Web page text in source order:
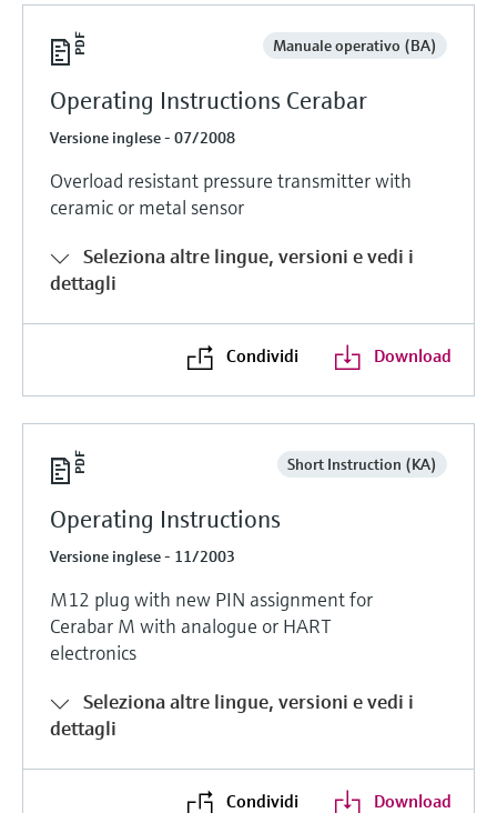
Manuale operativo (BA)
Operating Instructions Cerabar
Versione inglese - 07/2008
Overload resistant pressure transmitter with
ceramic or metal sensor
Seleziona altre lingue, versioni e vedi i
dettagli
Condividi Download
Short Instruction (KA)
Operating Instructions
Versione inglese - 11/2003
M12 plug with new PIN assignment for
Cerabar M with analogue or HART
electronics
Seleziona altre lingue, versioni e vedi i
dettagli
Condividi Download